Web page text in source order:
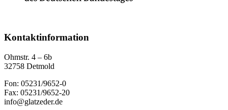
Kontaktinformation
Ohmstr. 4 – 6b
32758 Detmold
Fon: 05231/9652-0
Fax: 05231/9652-20
info@glatzeder.de